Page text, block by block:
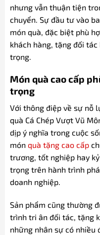
nhưng vẫn thuận tiện
chuyển. Sự đầu tư vào
món quà, đặc biệt phù
khách hàng, tặng đối
trọng.
Món quà cao cấp
trọng
Với thông điệp về sự nỗ
quà Cá Chép Vượt Vũ
dịp ý nghĩa trong cuộc
món quà tặng cao cấp
trương, tốt nghiệp hay
trọng trên hành trình
doanh nghiệp.
Sản phẩm cũng thường
trình tri ân đối tác, tặng
những nhân sự có nhiều